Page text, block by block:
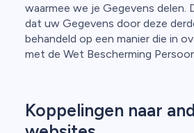
waarmee we je Gegevens delen.
dat uw Gegevens door deze
behandeld op een manier die in
met de Wet Bescherming
Koppelingen naar